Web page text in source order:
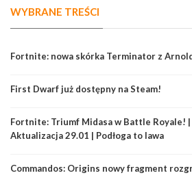
WYBRANE TREŚCI
Fortnite: nowa skórka Terminator z
First Dwarf już dostępny na Steam!
Fortnite: Triumf Midasa w Battle Royale!
Aktualizacja 29.01 | Podłoga to lawa
Commandos: Origins nowy fragment